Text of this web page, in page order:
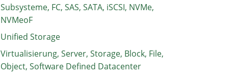
Subsysteme, FC, SAS, SATA, iSCSI, NVMe,
NVMeoF
Unified Storage
Virtualisierung, Server, Storage, Block, File,
Object, Software Defined Datacenter